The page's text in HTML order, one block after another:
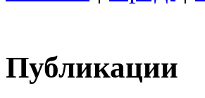
Публикации